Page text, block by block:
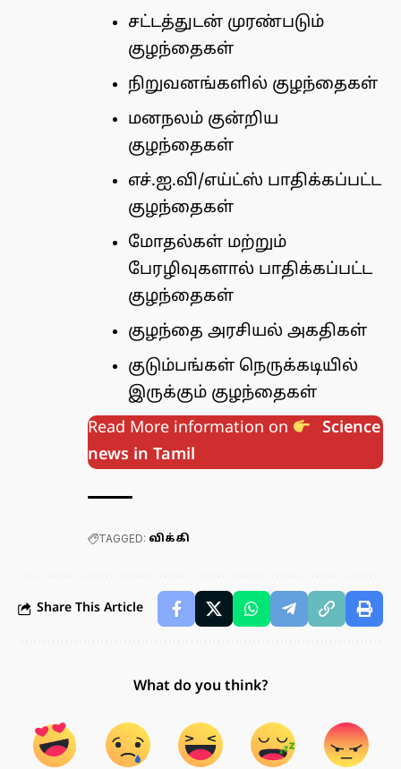
சட்டத்துடன் முரண்படும்
குழந்தைகள்
நிறுவனங்களில் குழந்தைகள்
மனநலம் குன்றிய
குழந்தைகள்
எச்.ஐ.வி/எய்ட்ஸ் பாதிக்கப்பட்ட
குழந்தைகள்
மோதல்கள் மற்றும்
பேரழிவுகளால் பாதிக்கப்பட்ட
குழந்தைகள்
குழந்தை அரசியல் அகதிகள்
குடும்பங்கள் நெருக்கடியில்
இருக்கும் குழந்தைகள்
Read More information on
Science
news in Tamil
TAGGED: விக்கி
Share This Article
What do you think?